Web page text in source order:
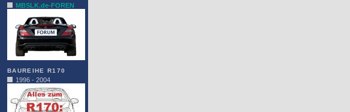
MBSLK.de-FOREN
BAUREIHE R170
1996 - 2004